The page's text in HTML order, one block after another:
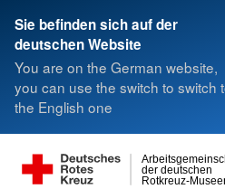
Sie befinden sich auf der
deutschen Website
You are on the German website,
you can use the switch to switch
the English one
Rotkreuz-
der deutschen